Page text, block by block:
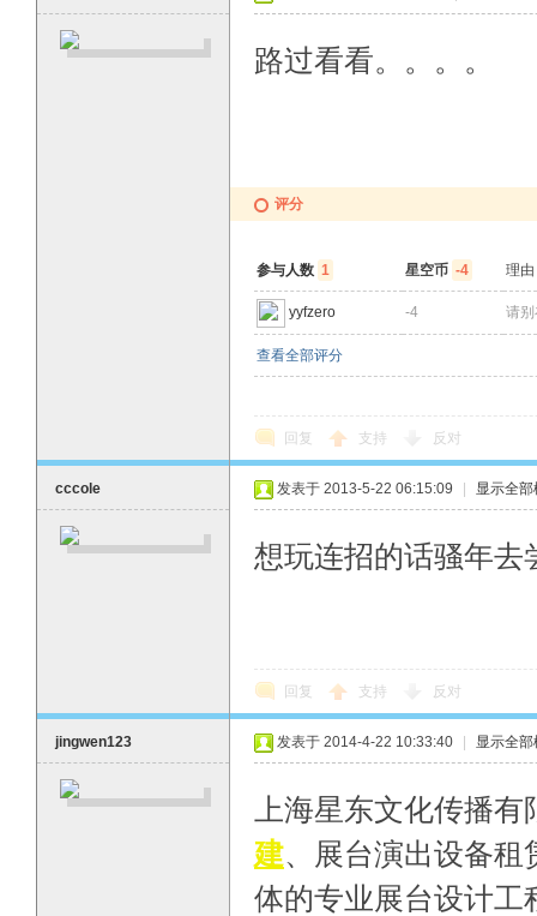
路过看看。。。。
评分
参与人数 1 星空币 -4 理由
yyfzero -4 请
查看全部评分
回复 支持 反对
cccole 发表于 2013-5-22 06:15:09 显示全部
想玩连招的话骚年去
回复 支持 反对
jingwen123 发表于 2014-4-22 10:33:40 显示全部
上海星东文化传播
建、展台演出设备租
体的专业展台设计工